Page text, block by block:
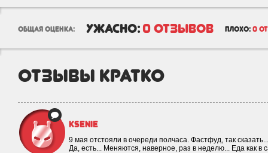
общая оценка: ужасно: 0 отзывов плохо: 0
отзывы кратко
Ksenie
9 мая отстояли в очереди полчаса. Фастфуд, так
Да, есть... Меняются, наверное, раз в неделю... Еда как в